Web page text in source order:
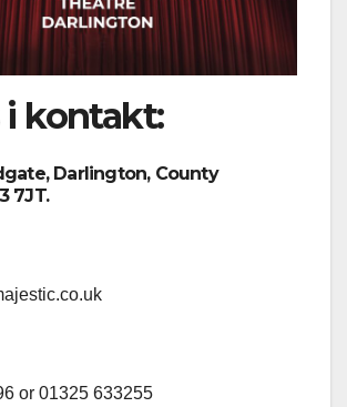
i kontakt:
Darlington, County
7JT.
or 01325 633255